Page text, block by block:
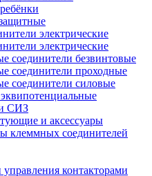
электрические
электрические
соединители безвинтовые
соединители проходные
соединители силовые
СИЗ
и аксессуары
клеммных соединителей
контакторами